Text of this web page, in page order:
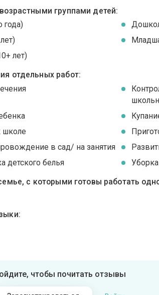
группами детей:
года)
лет)
отдельных работ:
школе
в сад/ на занятия
детского белья
с которыми готовы работать
чтобы почитать отзывы